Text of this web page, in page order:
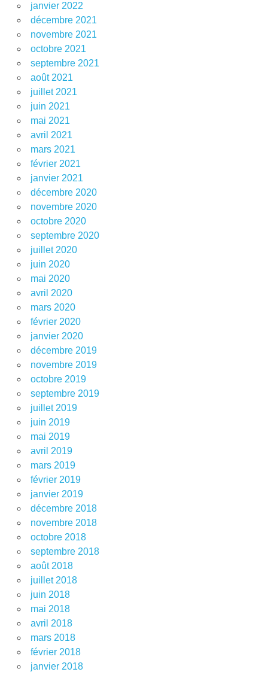
janvier 2022
décembre 2021
novembre 2021
octobre 2021
septembre 2021
août 2021
juillet 2021
juin 2021
mai 2021
avril 2021
mars 2021
février 2021
janvier 2021
décembre 2020
novembre 2020
octobre 2020
septembre 2020
juillet 2020
juin 2020
mai 2020
avril 2020
mars 2020
février 2020
janvier 2020
décembre 2019
novembre 2019
octobre 2019
septembre 2019
juillet 2019
juin 2019
mai 2019
avril 2019
mars 2019
février 2019
janvier 2019
décembre 2018
novembre 2018
octobre 2018
septembre 2018
août 2018
juillet 2018
juin 2018
mai 2018
avril 2018
mars 2018
février 2018
janvier 2018